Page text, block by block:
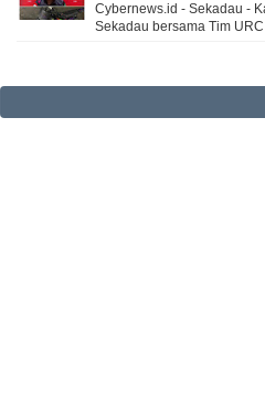
Cybernews.id - Sekadau -
Sekadau bersama Tim